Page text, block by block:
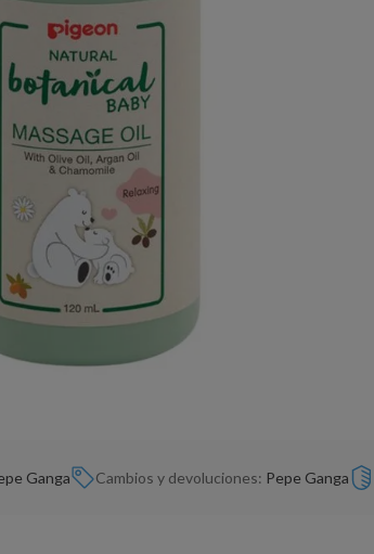
Ganga Cambios y devoluciones: Pepe Ganga